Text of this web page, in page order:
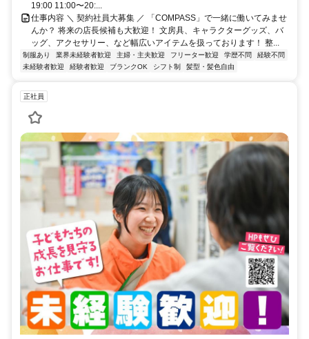
19:00 11:00〜20:...
仕事内容 ＼ 契約社員大募集 ／ 「COMPASS」で一緒に働いてみませ
んか？ 将来の店長候補も大歓迎！ 文房具、キャラクターグッズ、バ
ッグ、アクセサリー、など幅広いアイテムを扱っております！ 整...
制服あり 業界未経験者歓迎 主婦・主夫歓迎 フリーター歓迎 学歴不問
経験不問
未経験者歓迎
経験者歓迎 ブランクOK シフト制 髪型・髪色自由
正社員